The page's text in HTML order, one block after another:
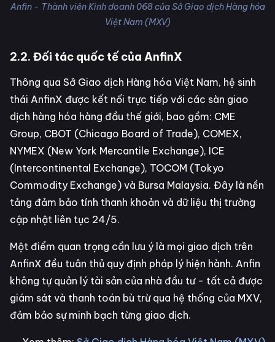
Anfin - Thành viên Kinh doanh 068 của Sở Giao dịch Hàng hóa
Việt Nam (MXV)
2.2. Đối tác quốc tế của AnfinX
Thông qua Sở Giao dịch Hàng hóa Việt Nam, hệ sinh
thái AnfinX được kết nối trực tiếp với các sàn giao
dịch hàng hóa hàng đầu thế giới, bao gồm: CME
Group, CBOT (Chicago Board of Trade), COMEX,
NYMEX (New York Mercantile Exchange), ICE
(Intercontinental Exchange), TOCOM (Tokyo
Commodity Exchange) và Bursa Malaysia. Đây là nền
tảng đảm bảo tính thanh khoản và dữ liệu thị trường
cập nhật liên tục 24/5.
Một điểm quan trọng cần lưu ý là mọi giao dịch trên
AnfinX đều tuân thủ quy định pháp lý hiện hành. Anfin
không tự quản lý tài sản của nhà đầu tư - tất cả được
giám sát và thanh toán bù trừ qua hệ thống của MXV,
đảm bảo sự minh bạch từng giao dịch.